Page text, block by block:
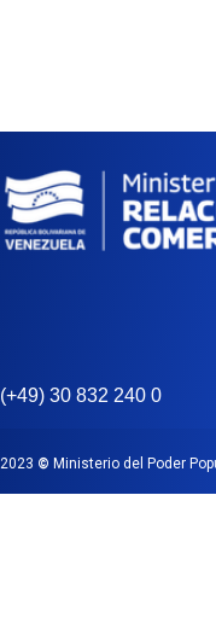
(+49) 30 832 240 0
2023 © Ministerio del Poder